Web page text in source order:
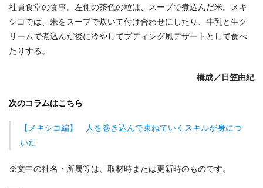
社員食堂の食事。左側の茶色の粒は、スープで煮込んだ米。メキ
シコでは、米をスープで炊いて付け合わせにしたり、牛乳と生ク
リームで煮込んだ後に冷やしてプディング風デザートとして食べ
たりする。
構成／ 日笠由紀
次のコラムはこちら
【メキシコ編】 人を巻き込んで束ねていくスキルが身につ
いた
※文中の社名・所属等は、取材時または更新時のものです。